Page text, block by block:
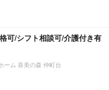
可/シフト相談可/介護付き有
ーム 喜美の森 仲町台